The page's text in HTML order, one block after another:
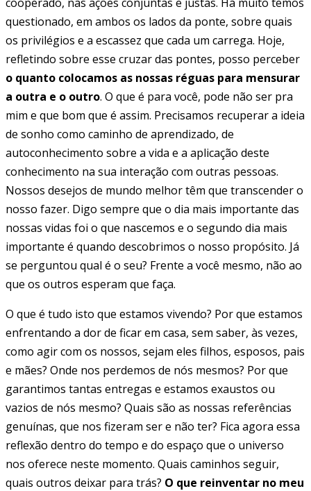
questionado, em ambos os lados da ponte, sobre quais
os privilégios e a escassez que cada um carrega. Hoje,
refletindo sobre esse cruzar das pontes, posso perceber
o quanto colocamos as nossas réguas para mensurar
a outra e o outro. O que é para você, pode não ser pra
mim e que bom que é assim. Precisamos recuperar a ideia
de sonho como caminho de aprendizado, de
autoconhecimento sobre a vida e a aplicação deste
conhecimento na sua interação com outras pessoas.
Nossos desejos de mundo melhor têm que transcender o
nosso fazer. Digo sempre que o dia mais importante das
nossas vidas foi o que nascemos e o segundo dia mais
importante é quando descobrimos o nosso propósito. Já
se perguntou qual é o seu? Frente a você mesmo, não ao
que os outros esperam que faça.
O que é tudo isto que estamos vivendo? Por que estamos
enfrentando a dor de ficar em casa, sem saber, às vezes,
como agir com os nossos, sejam eles filhos, esposos, pais
e mães? Onde nos perdemos de nós mesmos? Por que
garantimos tantas entregas e estamos exaustos ou
vazios de nós mesmo? Quais são as nossas referências
genuínas, que nos fizeram ser e não ter? Fica agora essa
reflexão dentro do tempo e do espaço que o universo
nos oferece neste momento. Quais caminhos seguir,
quais outros deixar para trás? O que reinventar no meu